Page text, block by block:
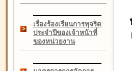
เรื่องร้องเรียนการทุจริต
ประจำปีของเจ้าหน้าที่
ของหน่วยงาน